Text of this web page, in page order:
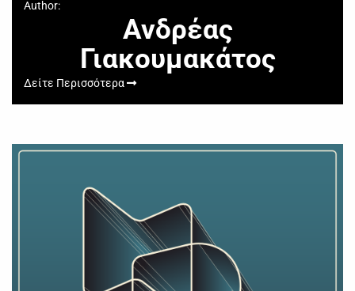
Author:
Ανδρέας
Γιακουμακάτος
Δείτε Περισσότερα